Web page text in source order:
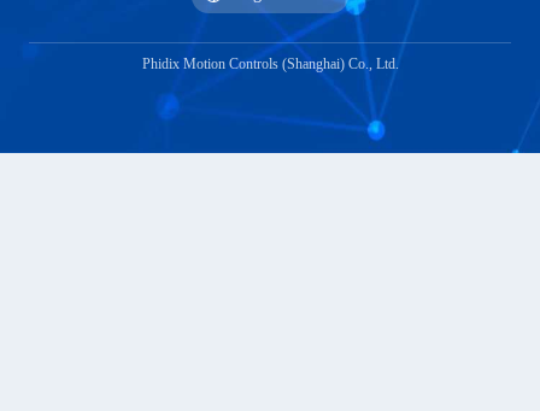
Phidix Motion Controls (Shanghai) Co., Ltd.